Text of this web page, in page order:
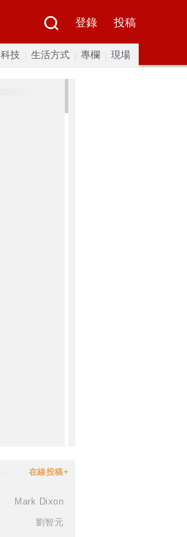
登錄 投稿
科技 生活方式 專欄 現場
在線投稿+
Mark Dixon
劉智元